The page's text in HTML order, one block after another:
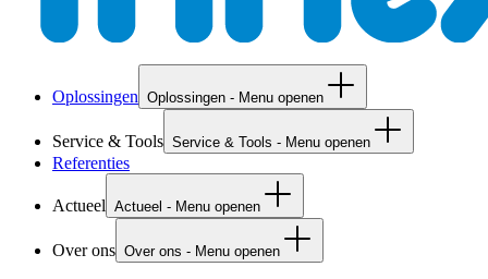
Oplossingen Oplossingen - Menu openen
Service & Tools Service & Tools - Menu openen
Referenties
Actueel Actueel - Menu openen
Over ons Over ons - Menu openen